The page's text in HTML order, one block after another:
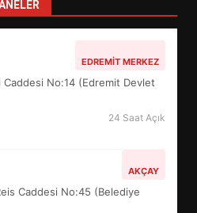
EDREMIT MERKEZ
Caddesi No:14 (Edremit Devlet
24 Saat Açık
AKÇAY
Caddesi No:45 (Belediye
MÜZELERİNDE SÜRE
NE DEĞİŞTİ?
KAYITLARI NEYİ